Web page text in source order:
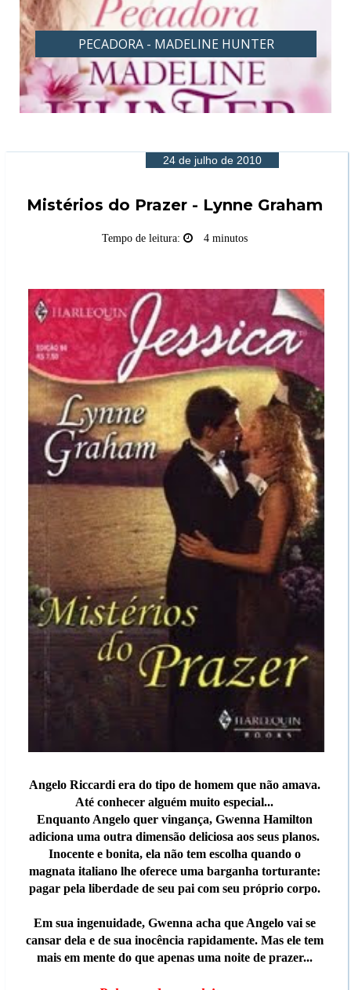
PROVOCANTE - MADELINE HUNTER
24 de julho de 2010
Mistérios do Prazer - Lynne Graham
Tempo de leitura: 4 minutos
Angelo Riccardi era do tipo de homem que não amava.
Até conhecer alguém muito especial...
Enquanto Angelo quer vingança, Gwenna Hamilton
adiciona uma outra dimensão deliciosa aos seus planos.
Inocente e bonita, ela não tem escolha quando o
magnata italiano lhe oferece uma barganha torturante:
pagar pela liberdade de seu pai com seu próprio corpo.
Em sua ingenuidade, Gwenna acha que Angelo vai se
cansar dela e de sua inocência rapidamente. Mas ele tem
mais em mente do que apenas uma noite de prazer...